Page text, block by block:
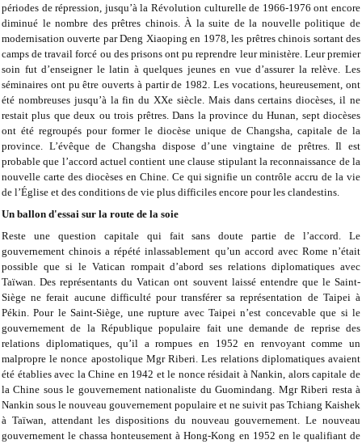
périodes de répression, jusqu’à la Révolution culturelle de 1966-1976 ont encore
diminué le nombre des prêtres chinois. À la suite de la nouvelle politique de
modernisation ouverte par Deng Xiaoping en 1978, les prêtres chinois sortant des
camps de travail forcé ou des prisons ont pu reprendre leur ministère. Leur premier
soin fut d’enseigner le latin à quelques jeunes en vue d’assurer la relève. Les
séminaires ont pu être ouverts à partir de 1982. Les vocations, heureusement, ont
été nombreuses jusqu’à la fin du XXe siècle. Mais dans certains diocèses, il ne
restait plus que deux ou trois prêtres. Dans la province du Hunan, sept diocèses
ont été regroupés pour former le diocèse unique de Changsha, capitale de la
province. L’évêque de Changsha dispose d’une vingtaine de prêtres. Il est
probable que l’accord actuel contient une clause stipulant la reconnaissance de la
nouvelle carte des diocèses en Chine. Ce qui signifie un contrôle accru de la vie
de l’Église et des conditions de vie plus difficiles encore pour les clandestins.
Un ballon d'essai sur la route de la soie
Reste une question capitale qui fait sans doute partie de l’accord. Le
gouvernement chinois a répété inlassablement qu’un accord avec Rome n’était
possible que si le Vatican rompait d’abord ses relations diplomatiques avec
Taïwan. Des représentants du Vatican ont souvent laissé entendre que le Saint-
Siège ne ferait aucune difficulté pour transférer sa représentation de Taipei à
Pékin. Pour le Saint-Siège, une rupture avec Taipei n’est concevable que si le
gouvernement de la République populaire fait une demande de reprise des
relations diplomatiques, qu’il a rompues en 1952 en renvoyant comme un
malpropre le nonce apostolique Mgr Riberi. Les relations diplomatiques avaient
été établies avec la Chine en 1942 et le nonce résidait à Nankin, alors capitale de
la Chine sous le gouvernement nationaliste du Guomindang. Mgr Riberi resta à
Nankin sous le nouveau gouvernement populaire et ne suivit pas Tchiang Kaishek
à Taïwan, attendant les dispositions du nouveau gouvernement. Le nouveau
gouvernement le chassa honteusement à Hong-Kong en 1952 en le qualifiant de